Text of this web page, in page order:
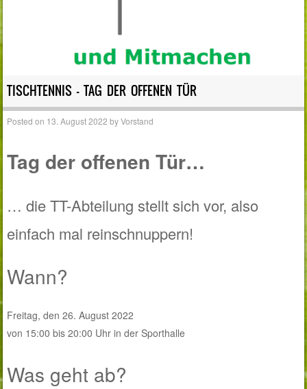
TISCHTENNIS – TAG DER OFFENEN TÜR
Posted on 13. August 2022 byVorstand
Tag der offenen Tür…
… die TT-Abteilung stellt sich vor, also
einfach mal reinschnuppern!
Wann?
Freitag, den 26. August 2022
von 15:00 bis 20:00 Uhr in der Sporthalle
Was geht ab?